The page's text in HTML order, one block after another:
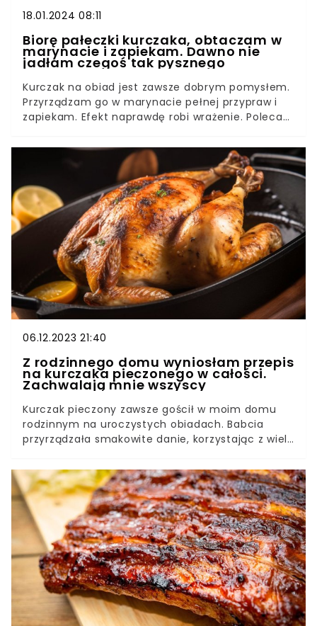
18.01.2024 08:11
Biorę pałeczki kurczaka, obtaczam w
marynacie i zapiekam. Dawno nie
jadłam czegoś tak pysznego
Kurczak na obiad jest zawsze dobrym pomysłem.
Przyrządzam go w marynacie pełnej przypraw i
zapiekam. Efekt naprawdę robi wrażenie. Polecam
będą smakowały całej rodzinie.
06.12.2023 21:40
Z rodzinnego domu wyniosłam przepis
na kurczaka pieczonego w całości.
Zachwalają mnie wszyscy
Kurczak pieczony zawsze gościł w moim domu
rodzinnym na uroczystych obiadach. Babcia
przyrządzała smakowite danie, korzystając z wielu
się ze mną swoim przepisem. Musicie go
przetestować.